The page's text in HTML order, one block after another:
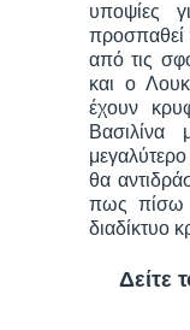
υποψίες
προσπαθεί
από τις
και ο
έχουν
Βασιλίνα
θα
πως πίσω
διαδίκτυο
Δείτε